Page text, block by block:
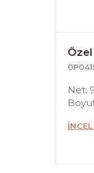
Net: